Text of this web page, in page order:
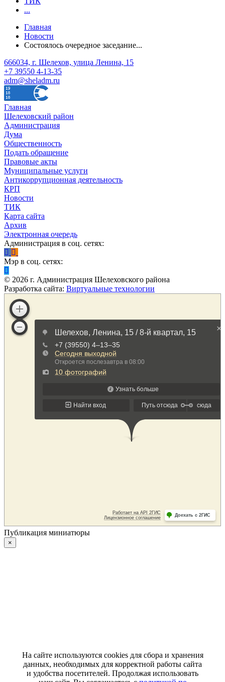
...
Главная
Новости
Состоялось очередное заседание...
666034, г. Шелехов, улица Ленина, 15
+7 39550 4-13-35
adm@sheladm.ru
Главная
Шелеховский район
Администрация
Дума
Общественность
Подать обращение
Правовые акты
Муниципальные услуги
Антикоррупционная деятельность
КРП
Новости
ТИК
Карта сайта
Архив
Электронная очередь
Администрация в соц. сетях:
Мэр в соц. сетях:
© 2026 г. Администрация Шелеховского района
Разработка сайта: Виртуальные технологии
Публикация миниатюры
×
На сайте используются cookies для сбора и хранения
данных, необходимых для корректной работы сайта
и удобства посетителей. Продолжая использовать